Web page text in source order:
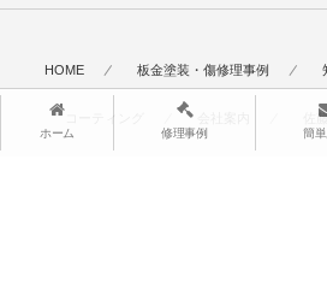
HOME 板金塗装・傷修理事例
佐
ホーム 修理事例 簡